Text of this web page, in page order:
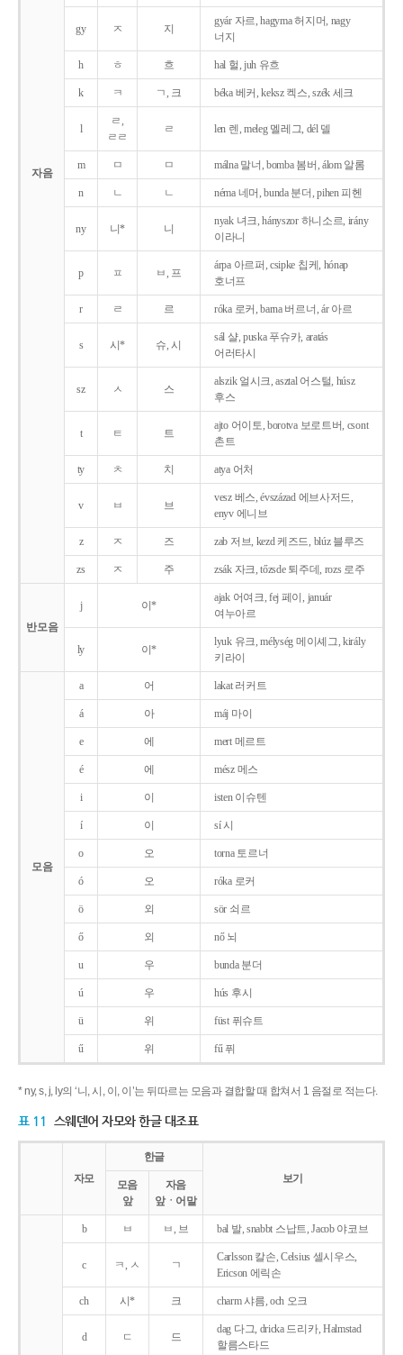
자음
gy ㅈ 지
gyár 자르, hagyma 허지머, nagy
너지
h ㅎ 흐 hal 헐, juh 유흐
k ㅋ ㄱ, 크 béka 베커, keksz 켁스, szék 세크
l
ㄹ,
ㄹㄹ
ㄹ len 렌, meleg 멜레그, dél 델
m ㅁ ㅁ málna 말너, bomba 봄버, álom 알롬
n ㄴ ㄴ néma 네머, bunda 분더, pihen 피헨
ny 니* 니
nyak 녀크, hányszor 하니소르, irány
이라니
p ㅍ ㅂ, 프
árpa 아르퍼, csipke 칩케, hónap
호너프
r ㄹ 르 róka 로커, barna 버르너, ár 아르
s 시* 슈, 시
sál 샬, puska 푸슈카, aratás
어러타시
sz ㅅ 스
alszik 얼시크, asztal 어스털, húsz
후스
t ㅌ 트
ajto 어이토, borotva 보로트버, csont
촌트
ty ㅊ 치 atya 어처
v ㅂ 브
vesz 베스, évszázad 에브사저드,
enyv 에니브
z ㅈ 즈 zab 저브, kezd 케즈드, blúz 블루즈
zs ㅈ 주 zsák 자크, tőzsde 퇴주데, rozs 로주
반모음
j 이*
ajak 어여크, fej 페이, január
여누아르
ly 이*
lyuk 유크, mélység 메이셰그, király
키라이
모음
a 어 lakat 러커트
á 아 máj 마이
e 에 mert 메르트
é 에 mész 메스
i 이 isten 이슈텐
í 이 sí 시
o 오 torna 토르너
ó 오 róka 로커
ö 외 sör 쇠르
ő 외 nő 뇌
u 우 bunda 분더
ú 우 hús 후시
ü 위 füst 퓌슈트
ű 위 fű 퓌
* ny, s, j, ly의 ‘니, 시, 이, 이’는 뒤따르는 모음과 결합할 때 합쳐서 1 음절로 적는다.
표 11 스웨덴어 자모와 한글 대조표
자모
한글
보기
모음
앞
자음
앞ㆍ어말
b ㅂ ㅂ, 브 bal 발, snabbt 스납트, Jacob 야코브
c ㅋ, ㅅ ㄱ
Carlsson 칼손, Celsius 셀시우스,
Ericson 에릭손
ch 시* 크 charm 샤름, och 오크
d ㄷ 드
dag 다그, dricka 드리카, Halmstad
할름스타드